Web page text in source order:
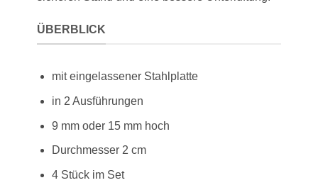
ÜBERBLICK
mit eingelassener Stahlplatte
in 2 Ausführungen
9 mm oder 15 mm hoch
Durchmesser 2 cm
4 Stück im Set